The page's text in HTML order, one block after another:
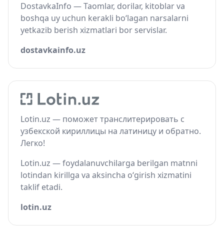
DostavkaInfo — Taomlar, dorilar, kitoblar va
boshqa uy uchun kerakli bo‘lagan narsalarni
yetkazib berish xizmatlari bor servislar.
dostavkainfo.uz
Lotin.uz — поможет транслитерировать с
узбекской кириллицы на латиницу и обратно.
Легко!
Lotin.uz — foydalanuvchilarga berilgan matnni
lotindan kirillga va aksincha o‘girish xizmatini
taklif etadi.
lotin.uz